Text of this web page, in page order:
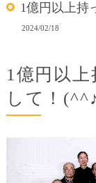
1億円以上持
2024/02/18
1億円以
して！(^^♪